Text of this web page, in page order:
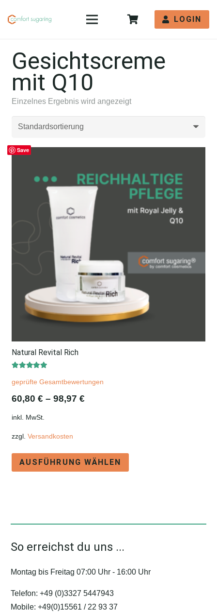
LOGIN
Gesichtscreme
mit Q10
Einzelnes Ergebnis wird angezeigt
Save
Natural Revital Rich
geprüfte Gesamtbewertungen
60,80 € – 98,97 €
inkl. MwSt.
zzgl. Versandkosten
AUSFÜHRUNG WÄHLEN
auf
So erreichst du uns ...
Montag bis Freitag 07:00 Uhr - 16:00 Uhr
Telefon:+49 (0)3327 5447943
Mobile:+49(0)15561 / 22 93 37